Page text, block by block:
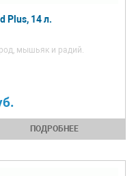
Plus, 14 л.
мышьяк и радий.
ПОДРОБНЕЕ